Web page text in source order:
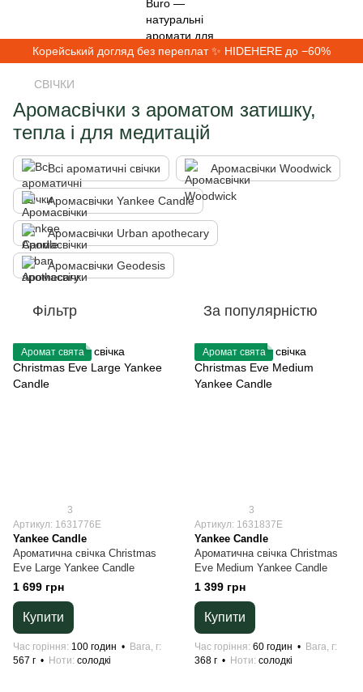
Корейський догляд без переплат ✨ HIDEHERE до −60%
СВІЧКИ
Аромасвічки з ароматом затишку,
тепла і для медитацій
Всі ароматичні свічки Аромасвічки Woodwick
Аромасвічки Yankee Candle
Аромасвічки Urban apothecary
Аромасвічки Geodesis
Фільтр За популярністю
Аромат свята
3
Артикул: 1631776E
Yankee Candle
Ароматична свічка Christmas
Eve Large Yankee Candle
1 699 грн
Купити
Час горіння 100 годин
Вага, г
567 г
Ноти солодкі
Аромат свята
3
Артикул: 1631837E
Yankee Candle
Ароматична свічка Christmas
Eve Medium Yankee Candle
1 399 грн
Купити
Час горіння 60 годин
Вага, г
368 г
Ноти солодкі